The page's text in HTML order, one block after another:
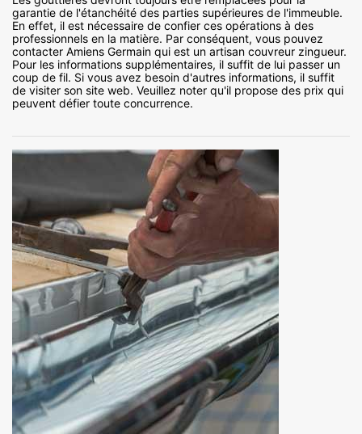
garantie de l'étanchéité des parties supérieures de l'immeuble.
En effet, il est nécessaire de confier ces opérations à des
professionnels en la matière. Par conséquent, vous pouvez
contacter Amiens Germain qui est un artisan couvreur zingueur.
Pour les informations supplémentaires, il suffit de lui passer un
coup de fil. Si vous avez besoin d'autres informations, il suffit
de visiter son site web. Veuillez noter qu'il propose des prix qui
peuvent défier toute concurrence.